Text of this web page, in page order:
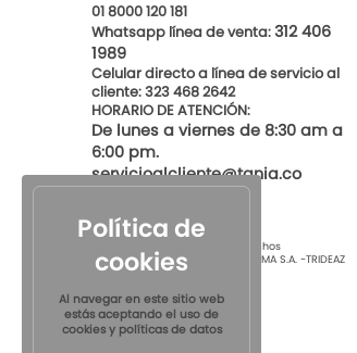
01 8000 120 181
Whatsapp línea de venta:312 406
1989
Celular directo a línea de servicio al
cliente: 323 468 2642
HORARIO DE ATENCIÓN:
De lunes a viernes de 8:30 am a
6:00 pm.
servicioalcliente@tania.co
© 2021 por Tania Todos los derechos
ReservadosTIENDAS DE ROPA INTIMA S.A. -TRIDEAZ
S.A. Nit 890.901.218-4
Política de
cookies
Al navegar en este sitio web
estás aceptando el uso de
cookies y políticas de datos